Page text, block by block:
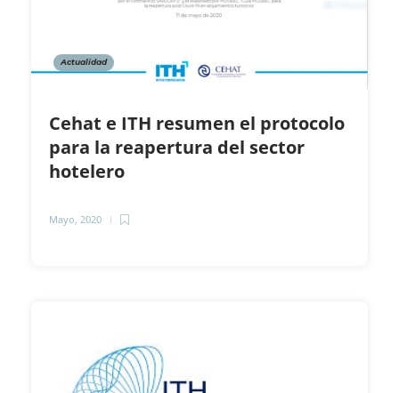
Actualidad
Cehat e ITH resumen el protocolo
para la reapertura del sector
hotelero
Mayo, 2020